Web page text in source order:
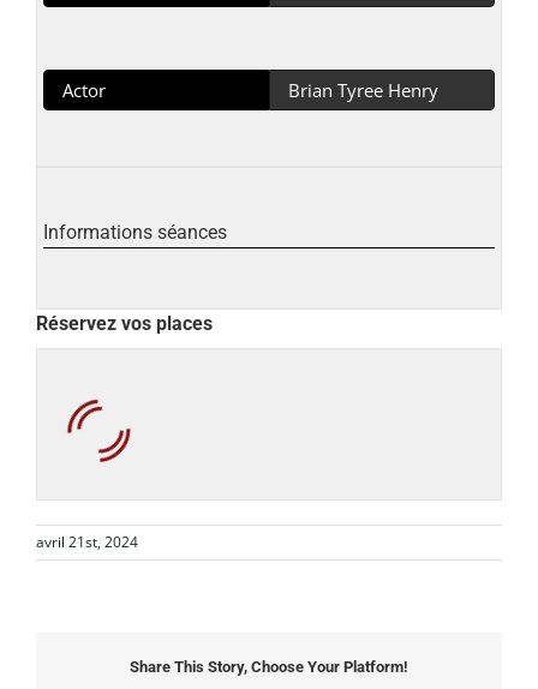
Actor Brian Tyree Henry
Informations séances
Réservez vos places
avril 21st, 2024
Share This Story, Choose Your Platform!